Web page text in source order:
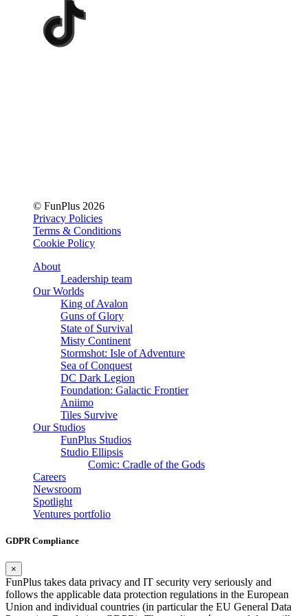
© FunPlus 2026
Privacy Policies
Terms & Conditions
Cookie Policy
About
Leadership team
Our Worlds
King of Avalon
Guns of Glory
State of Survival
Misty Continent
Stormshot: Isle of Adventure
Sea of Conquest
DC Dark Legion
Foundation: Galactic Frontier
Aniimo
Tiles Survive
Our Studios
FunPlus Studios
Studio Ellipsis
Comic: Cradle of the Gods
Careers
Newsroom
Spotlight
Ventures portfolio
GDPR Compliance
×
FunPlus takes data privacy and IT security very seriously and
follows the applicable data protection regulations in the European
Union and individual countries (in particular the EU General Data